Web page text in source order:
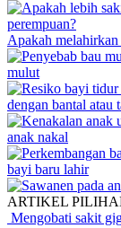
Apakah
mulut
dengan bantal atau
anak nakal
bayi baru lahir
ARTIKEL
Mengobati sakit